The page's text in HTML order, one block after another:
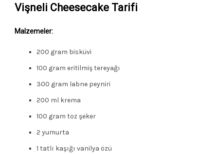
Vişneli Cheesecake Tarifi
Malzemeler:
200 gram bisküvi
100 gram eritilmiş tereyağı
300 gram labne peyniri
200 ml krema
100 gram toz şeker
2 yumurta
1 tatlı kaşığı vanilya özü